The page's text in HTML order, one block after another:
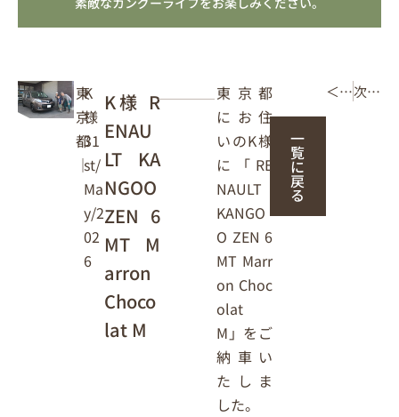
東
京
都
｜
K
様
31
st/
Ma
y/2
02
6
K様 R
ENAU
LT KA
NGOO
ZEN 6
MT M
arron
Choco
lat M
東京都
にお住
いのK様
に「RE
NAULT
KANGO
O ZEN 6
MT Marr
on Choc
olat
M」をご
納車い
たしま
した。
一
覧
に
戻
る
＜ 前の記事 次の記事 ＞